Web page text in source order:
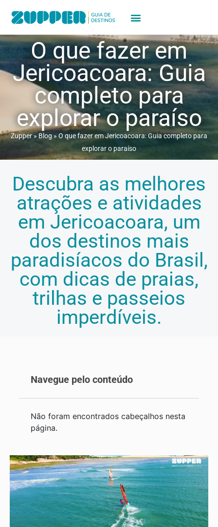
O que fazer em
Jericoacoara: Guia
completo para
explorar o paraíso
Zupper» Blog » O que fazer em Jericoacoara: Guia completo para
explorar o paraíso
Descubra as melhores
atrações e atividades
em Jericoacoara, um
dos destinos mais
paradisíacos do Brasil,
com dicas de praias,
trilhas e passeios
imperdíveis.
Navegue pelo conteúdo
Não foram encontrados cabeçalhos nesta
página.